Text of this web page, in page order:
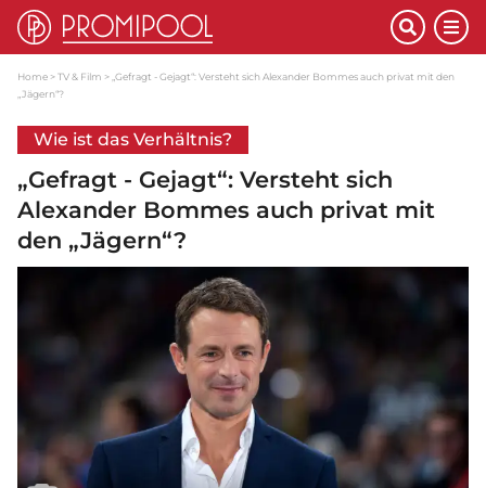
Home TV & Film
„Gefragt - Gejagt“: Versteht sich Alexander Bommes auch privat mit den
„Jägern“?
Wie ist das Verhältnis?
„Gefragt - Gejagt“: Versteht sich
Alexander Bommes auch privat mit
den „Jägern“?